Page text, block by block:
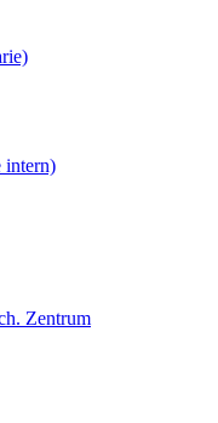
intern)
Zentrum